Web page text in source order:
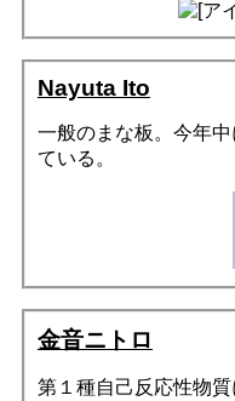
Nayuta Ito
一般のまな板。今年
ている。
金音ニトロ
第１種自己反応性物